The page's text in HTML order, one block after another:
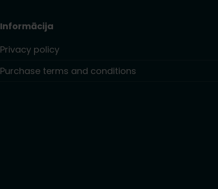
Informācija
Privacy policy
Purchase terms and conditions